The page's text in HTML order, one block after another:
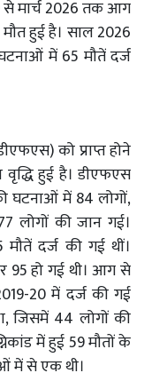
मार्च 2026 तक आग
हुई है। साल 2026
में 65 मौतें दर्ज
को प्राप्त होने
हुई है। डीएफएस
में 84 लोगों,
लोगों की जान गई।
दर्ज की गई थीं।
95 हो गई थी। आग से
20 में दर्ज की गई
जिसमें 44 लोगों की
में हुई 59 मौतों के
में से एक थी।